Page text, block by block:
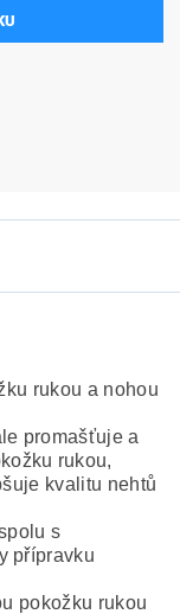
rukou a nohou
promašťuje a
rukou,
kvalitu nehtů
s
přípravku
pokožku rukou